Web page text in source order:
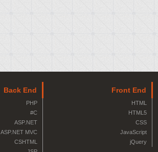
Front End
HTML
HTML5
CSS
JavaScript
jQuery
Back End
PHP
C#
ASP.NET
ASP.NET MVC
CSHTML